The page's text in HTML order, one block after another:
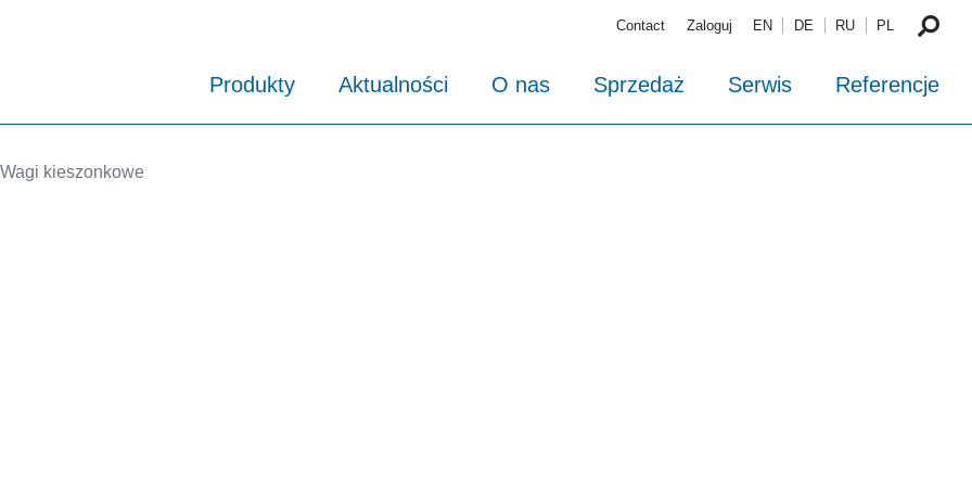
Contact Zaloguj EN DE RU PL
Produkty Aktualności O nas Sprzedaż Serwis Referencje
Wagi kieszonkowe